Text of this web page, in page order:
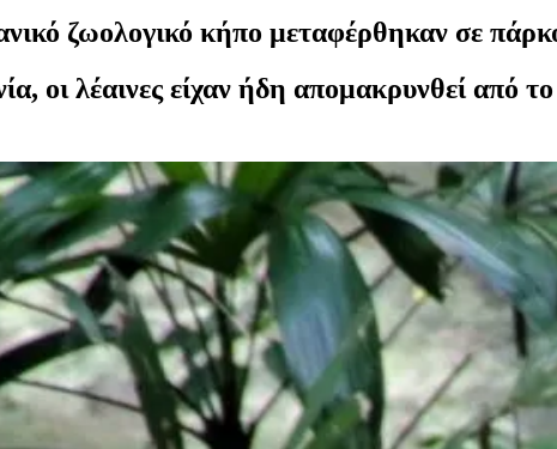
ζωολογικό κήπο μεταφέρθηκαν σε
οι λέαινες είχαν ήδη απομακρυνθεί